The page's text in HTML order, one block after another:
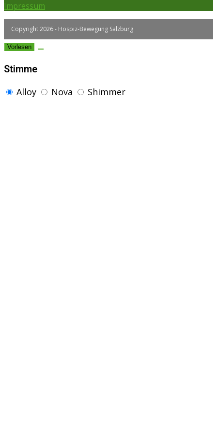
Impressum
Copyright 2026 - Hospiz-Bewegung Salzburg
Vorlesen
Stimme
Alloy
Nova Shimmer